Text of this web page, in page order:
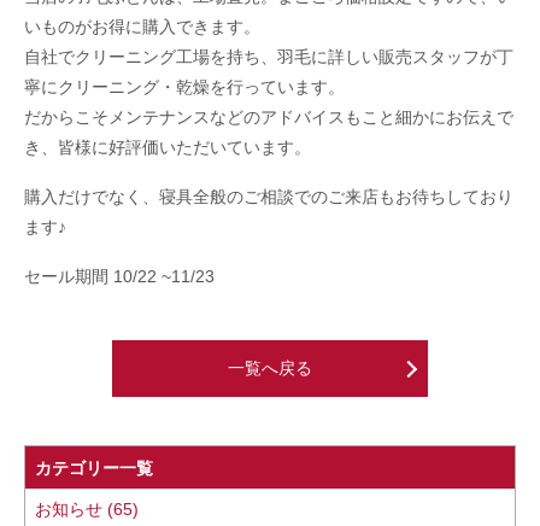
いものがお得に購入できます。
自社でクリーニング工場を持ち、羽毛に詳しい販売スタッフが丁
寧にクリーニング・乾燥を行っています。
だからこそメンテナンスなどのアドバイスもこと細かにお伝えで
き、皆様に好評価いただいています。
購入だけでなく、寝具全般のご相談でのご来店もお待ちしており
ます♪
セール期間 10/22 ~11/23
一覧へ戻る
カテゴリー一覧
お知らせ (65)